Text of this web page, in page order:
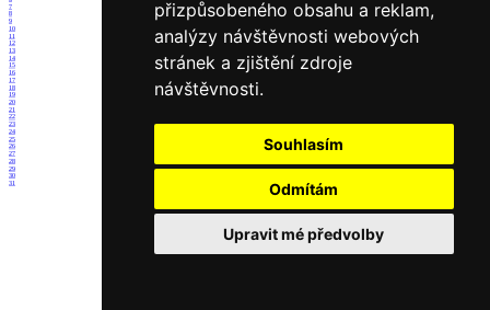
přizpůsobeného obsahu a reklam,
analýzy návštěvnosti webových
stránek a zjištění zdroje
návštěvnosti.
Souhlasím
Odmítám
Upravit mé předvolby
7
8
9
10
11
12
13
14
15
16
17
18
19
20
21
22
23
24
25
26
27
28
29
30
31